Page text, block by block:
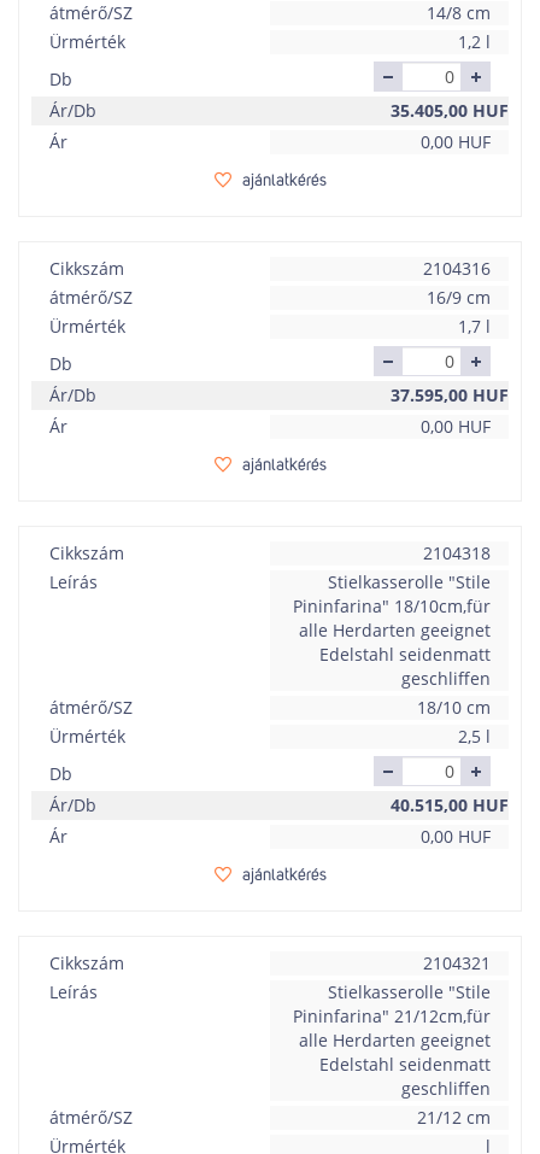
átmérő/SZ
14/8 cm
Ürmérték
1,2 l
Db
Ár/Db
35.405,00 HUF
Ár
0,00 HUF
ajánlatkérés
Cikkszám
2104316
átmérő/SZ
16/9 cm
Ürmérték
1,7 l
Db
Ár/Db
37.595,00 HUF
Ár
0,00 HUF
ajánlatkérés
Cikkszám
2104318
Leírás
Stielkasserolle "Stile
Pininfarina" 18/10cm,für
alle Herdarten geeignet
Edelstahl seidenmatt
geschliffen
átmérő/SZ
18/10 cm
Ürmérték
2,5 l
Db
Ár/Db
40.515,00 HUF
Ár
0,00 HUF
ajánlatkérés
Cikkszám
2104321
Leírás
Stielkasserolle "Stile
Pininfarina" 21/12cm,für
alle Herdarten geeignet
Edelstahl seidenmatt
geschliffen
átmérő/SZ
21/12 cm
Ürmérték
l